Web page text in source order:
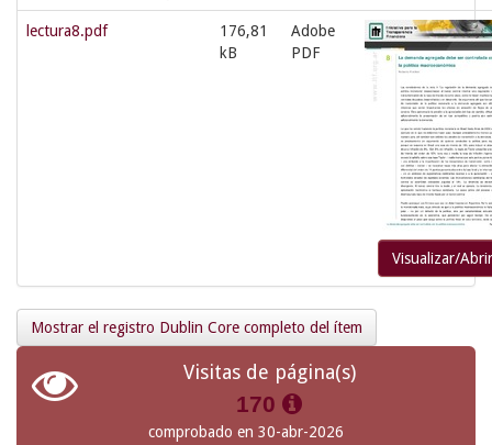
lectura8.pdf
176,81
kB
Adobe
PDF
Visualizar/Abrir
Mostrar el registro Dublin Core completo del ítem
Visitas de página(s)
170
comprobado en 30-abr-2026